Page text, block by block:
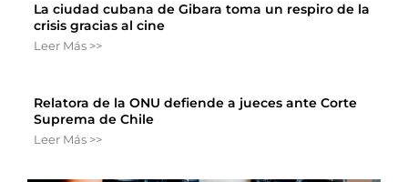
La ciudad cubana de Gibara toma un respiro de la
crisis gracias al cine
Leer Más >>
Relatora de la ONU defiende a jueces ante Corte
Suprema de Chile
Leer Más >>